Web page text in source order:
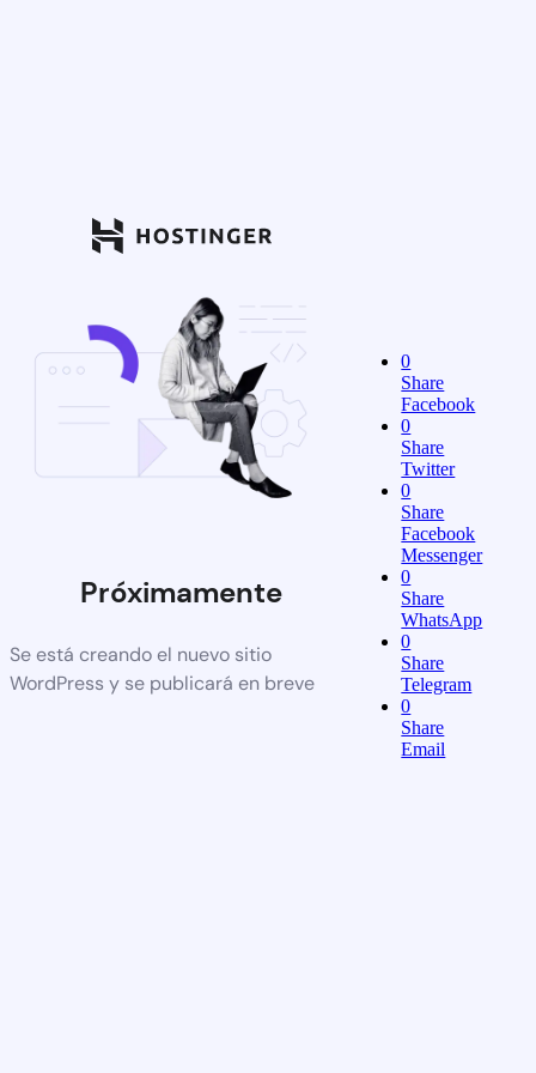
Próximamente
Se está creando el nuevo sitio
WordPress y se publicará en breve
0
Share
Facebook
0
Share
Twitter
0
Share
Facebook
Messenger
0
Share
WhatsApp
0
Share
Telegram
0
Share
Email